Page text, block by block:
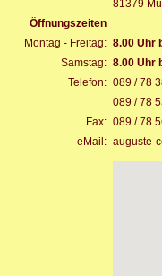
81379
Öffnungszeiten
Montag - Freitag: 8.00 Uhr
Samstag: 8.00 Uhr
Telefon: 089 / 78
089 / 78
Fax: 089 / 78
eMail: auguste-